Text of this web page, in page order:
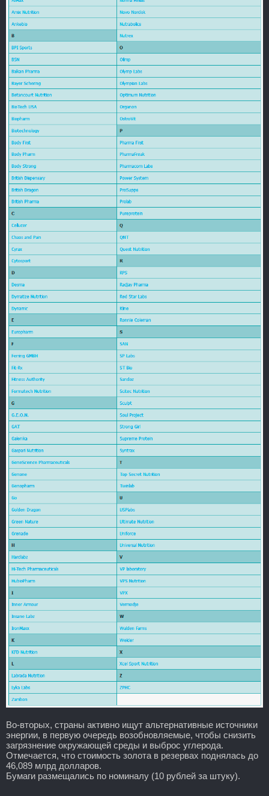
Во-вторых, страны активно ищут альтернативные источники
энергии, в первую очередь возобновляемые, чтобы снизить
загрязнение окружающей среды и выброс углерода.
Отмечается, что стоимость золота в резервах поднялась до
46,089 млрд долларов.
Бумаги размещались по номиналу (10 рублей за штуку).